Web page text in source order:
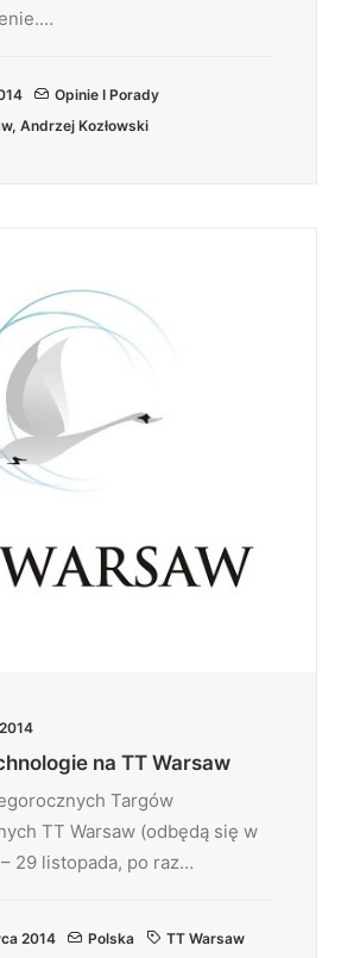
Opinie I Porady
, Andrzej Kozłowski
na TT Warsaw
Targów
TT Warsaw (odbędą się w
29 listopada, po raz…
2014 Polska TT Warsaw